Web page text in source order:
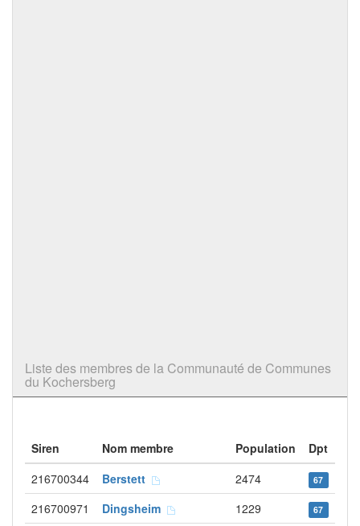
Liste des membres de la Communauté de Communes
du Kochersberg
Siren Nom membre Population
Dpt
216700344
Berstett 2474 67
216700971 Dingsheim 1229 67